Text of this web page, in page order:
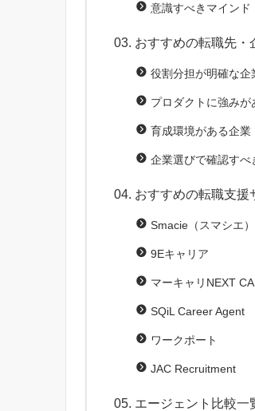
意識すべきマインド
おすすめの転職先・
役割分担が明確な企
プロダクトに強みが
育成環境がある企業
企業選びで確認すべ
おすすめの転職支援
Smacie（スマシエ）
9Eキャリア
マーキャリNEXT
SQiL Career Agent
ワークポート
JAC Recruitment
エージェント比較一